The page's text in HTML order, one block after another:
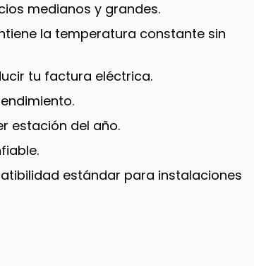
medianos y grandes.
la temperatura constante sin
tu factura eléctrica.
estación del año.
estándar para instalaciones